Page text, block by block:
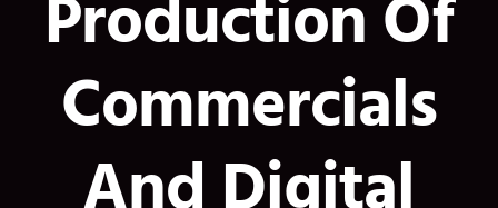
Production Of
Commercials